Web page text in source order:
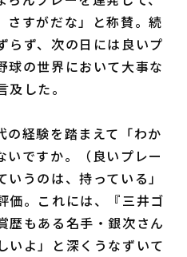
よくある質問
（別ウィンドウで開く
さすがだな」と称賛。続
らず、次の日には良いプ
球の世界において大事な
した。
経験を踏まえて「わか
いですか。（良いプレー
うのは、持っている」
価。これには、『三井ゴ
歴もある名手・銀次さん
いよ」と深くうなずいて